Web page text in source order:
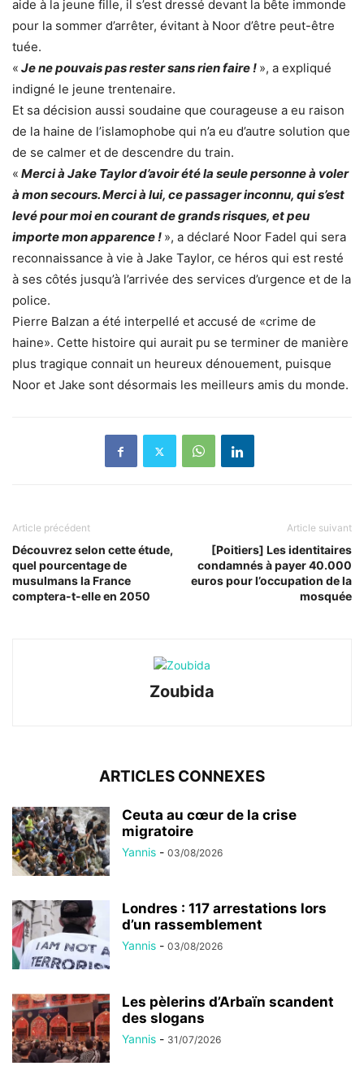
aide à la jeune fille, il s’est dressé devant la bête immonde
pour la sommer d’arrêter, évitant à Noor d’être peut-être
tuée.
« Je ne pouvais pas rester sans rien faire ! », a expliqué
indigné le jeune trentenaire.
Et sa décision aussi soudaine que courageuse a eu raison
de la haine de l’islamophobe qui n’a eu d’autre solution que
de se calmer et de descendre du train.
« Merci à Jake Taylor d’avoir été la seule personne à voler
à mon secours. Merci à lui, ce passager inconnu, qui s’est
levé pour moi en courant de grands risques, et peu
importe mon apparence ! », a déclaré Noor Fadel qui sera
reconnaissance à vie à Jake Taylor, ce héros qui est resté
à ses côtés jusqu’à l’arrivée des services d’urgence et de la
police.
Pierre Balzan a été interpellé et accusé de «crime de
haine». Cette histoire qui aurait pu se terminer de manière
plus tragique connait un heureux dénouement, puisque
Noor et Jake sont désormais les meilleurs amis du monde.
Article précédent
Découvrez selon cette étude,
quel pourcentage de
musulmans la France
comptera-t-elle en 2050
Article suivant
[Poitiers] Les identitaires
condamnés à payer 40.000
euros pour l’occupation de la
mosquée
Zoubida
ARTICLES CONNEXES
Ceuta au cœur de la crise
migratoire
Yannis - 03/08/2026
Londres : 117 arrestations lors
d’un rassemblement
Yannis - 03/08/2026
Les pèlerins d’Arbaïn scandent
des slogans
Yannis - 31/07/2026